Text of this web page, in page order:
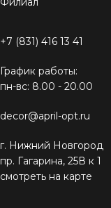
+7 (831) 416 13 41
График работы:
пн-вс: 8.00 - 20.00
decor@april-opt.ru
г. Нижний Новгород
пр. Гагарина, 25В к 1
смотреть на карте